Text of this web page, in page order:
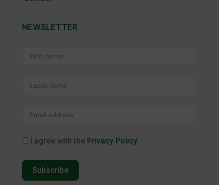
NEWSLETTER
I agree with the Privacy Policy.
Subscribe